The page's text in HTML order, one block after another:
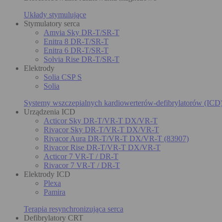
Układy stymulujące
Stymulatory serca
Amvia Sky DR-T/SR-T
Enitra 8 DR-T/SR-T
Enitra 6 DR-T/SR-T
Solvia Rise DR-T/SR-T
Elektrody
Solia CSP S
Solia
Systemy wszczepialnych kardiowerterów-defibrylatorów
Urządzenia ICD
Acticor Sky DR-T/VR-T DX/VR-T
Rivacor Sky DR-T/VR-T DX/VR-T
Rivacor Aura DR-T/VR-T DX/VR-T (83907)
Rivacor Rise DR-T/VR-T DX/VR-T
Acticor 7 VR-T / DR-T
Rivacor 7 VR-T / DR-T
Elektrody ICD
Plexa
Pamira
Terapia resynchronizująca serca
Defibrylatory CRT